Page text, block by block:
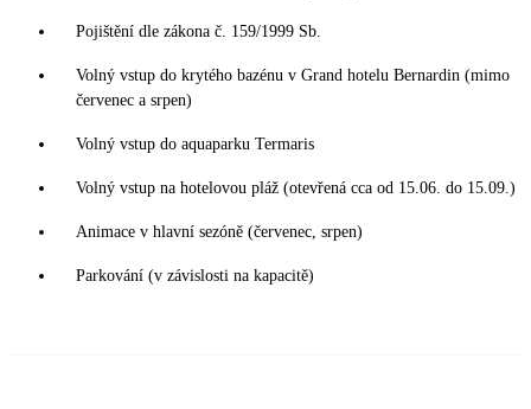
Pojištění dle zákona č. 159/1999 Sb.
Volný vstup do krytého bazénu v Grand hotelu Bernardin (mimo
červenec a srpen)
Volný vstup do aquaparku Termaris
Volný vstup na hotelovou pláž (otevřená cca od 15.06. do 15.09.)
Animace v hlavní sezóně (červenec, srpen)
Parkování (v závislosti na kapacitě)